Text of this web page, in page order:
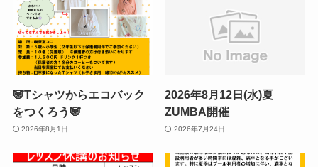
🐼Tシャツからエコバック
をつくろう🐼
2026年8月1日
2026年8月12日(水)夏
ZUMBA開催
2026年7月24日